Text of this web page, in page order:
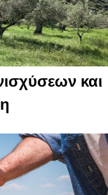
και